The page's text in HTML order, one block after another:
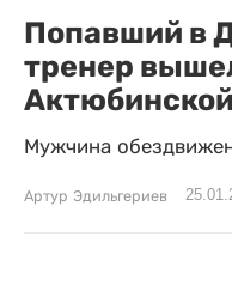
Попавший в
тренер
Мужчина
Артур Эдильгериев